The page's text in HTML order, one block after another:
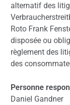
alternatif des
Roto Frank
disposée ou
règlement des
des
Personne
Daniel Gandner